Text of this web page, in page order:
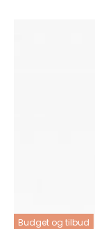
Budget og tilbud